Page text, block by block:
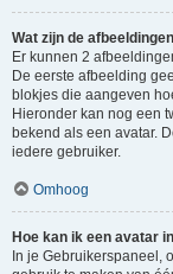
Wat zijn de
Er kunnen 2
De eerste afbeelding
blokjes die aangeven
Hieronder kan nog een
bekend als een avatar.
iedere gebruiker.
Omhoog
Hoe kan ik een avatar
In je Gebruikerspaneel,